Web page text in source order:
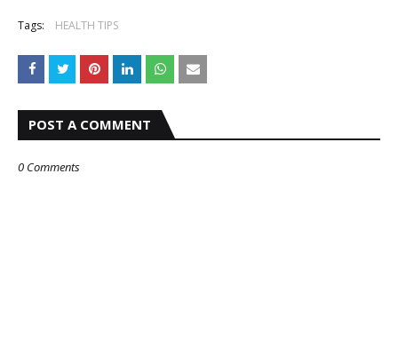
Tags: HEALTH TIPS
POST A COMMENT
0 Comments